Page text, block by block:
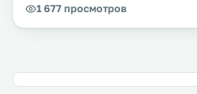
1 677 просмотров